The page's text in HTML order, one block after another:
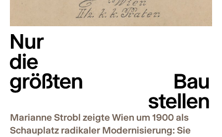
Marianne Strobl zeigte Wien um 1900 als
Schauplatz radikaler Modernisierung: Sie